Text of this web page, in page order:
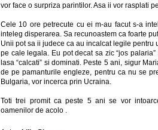
vor face o surpriza parintilor. Asa ii vor rasplati
Cele 10 ore petrecute cu ei m-au facut s-a
inteleg disperarea. Sa recunoastem ca foarte
Unii pot sa ii judece ca au incalcat legile pentru
pe cale legala. Eu pot decat sa zic “jos
lasa “calcati” si dominati. Peste 5 ani, sigur
de pe pamanturile engleze, pentru ca nu se
Bulgaria, vor incerca prin Ucraina.
Toti trei promit ca peste 5 ani se vor
oamenilor de acolo .